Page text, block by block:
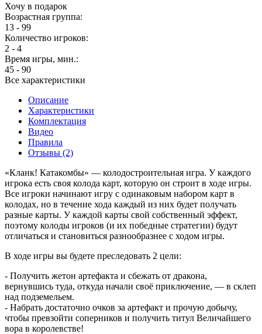
Хочу в подарок
Возрастная группа:
13 - 99
Количество игроков:
2 - 4
Время игры, мин.:
45 - 90
Все характеристики
Описание
Характеристики
Комплектация
Видео
Правила
Отзывы (2)
«Кланк! Катакомбы» — колодостроительная игра. У каждого
игрока есть своя колода карт, которую он строит в ходе игры.
Все игроки начинают игру с одинаковым набором карт в
колодах, но в течение хода каждый из них будет получать
разные карты. У каждой карты свой собственный эффект,
поэтому колоды игроков (и их победные стратегии) будут
отличаться и становиться разнообразнее с ходом игры.
В ходе игры вы будете преследовать 2 цели:
- Получить жетон артефакта и сбежать от дракона,
вернувшись туда, откуда начали своё приключение, — в склеп
над подземельем.
- Набрать достаточно очков за артефакт и прочую добычу,
чтобы превзойти соперников и получить титул Величайшего
вора в королевстве!